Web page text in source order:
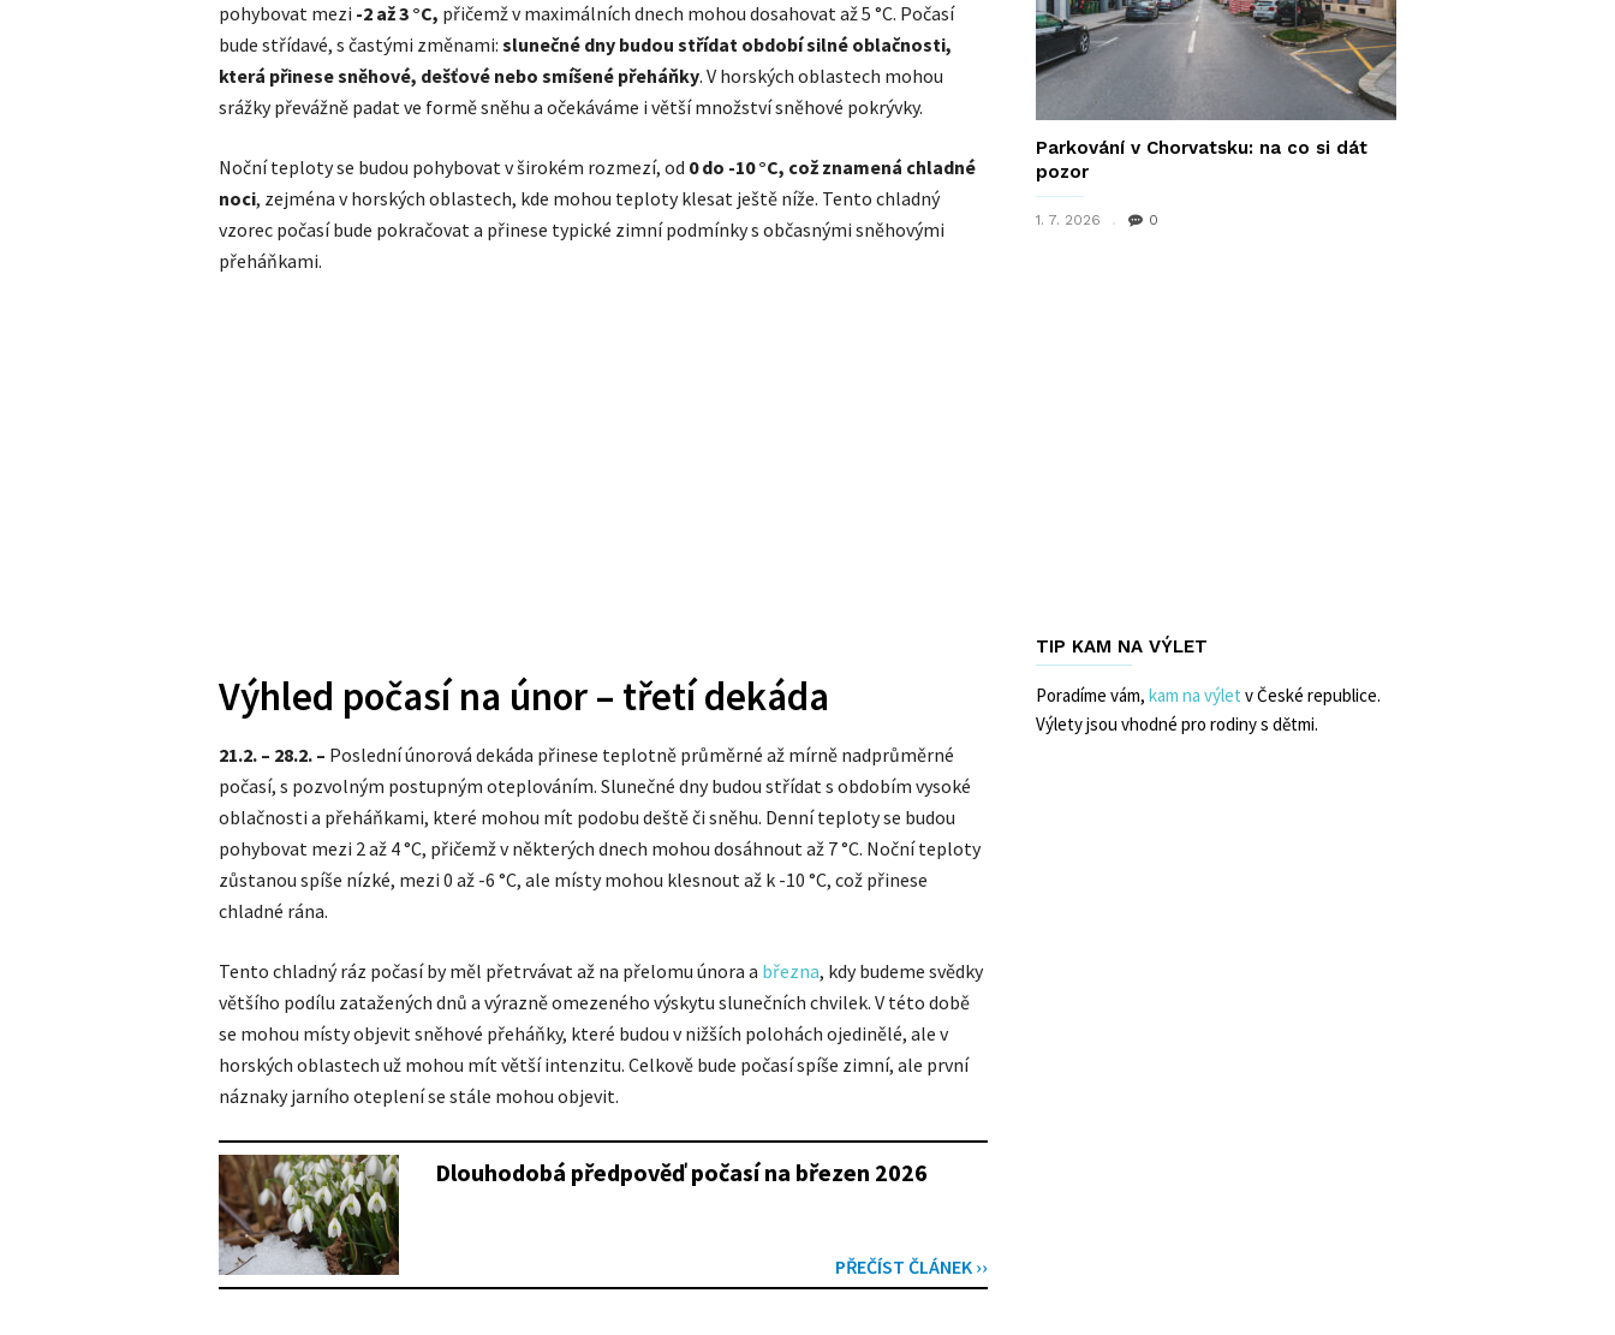
pohybovat mezi -2 až 3 °C, přičemž v maximálních dnech mohou dosahovat až 5 °C. Počasí
bude střídavé, s častými změnami: slunečné dny budou střídat období silné oblačnosti,
která přinese sněhové, dešťové nebo smíšené přeháňky. V horských oblastech mohou
srážky převážně padat ve formě sněhu a očekáváme i větší množství sněhové pokrývky.
Noční teploty se budou pohybovat v širokém rozmezí, od 0 do -10 °C, což znamená chladné
noci, zejména v horských oblastech, kde mohou teploty klesat ještě níže. Tento chladný
vzorec počasí bude pokračovat a přinese typické zimní podmínky s občasnými sněhovými
přeháňkami.
Výhled počasí na únor – třetí dekáda
21.2. – 28.2. – Poslední únorová dekáda přinese teplotně průměrné až mírně nadprůměrné
počasí, s pozvolným postupným oteplováním. Slunečné dny budou střídat s obdobím vysoké
oblačnosti a přeháňkami, které mohou mít podobu deště či sněhu. Denní teploty se budou
pohybovat mezi 2 až 4 °C, přičemž v některých dnech mohou dosáhnout až 7 °C. Noční teploty
zůstanou spíše nízké, mezi 0 až -6 °C, ale místy mohou klesnout až k -10 °C, což přinese
chladné rána.
Tento chladný ráz počasí by měl přetrvávat až na přelomu února a března, kdy budeme svědky
většího podílu zatažených dnů a výrazně omezeného výskytu slunečních chvilek. V této době
se mohou místy objevit sněhové přeháňky, které budou v nižších polohách ojedinělé, ale v
horských oblastech už mohou mít větší intenzitu. Celkově bude počasí spíše zimní, ale první
náznaky jarního oteplení se stále mohou objevit.
Dlouhodobá předpověď počasí na březen 2026
PŘEČÍST ČLÁNEK ››
Parkování v Chorvatsku: na co si dát
pozor
1. 7. 2026 0
TIP KAM NA VÝLET
Poradíme vám, kam na výlet v České republice.
Výlety jsou vhodné pro rodiny s dětmi.